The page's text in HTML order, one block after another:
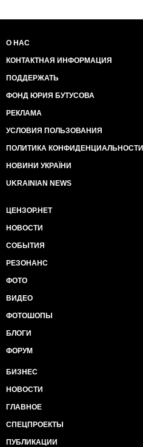
О НАС
КОНТАКТНАЯ ИНФОРМАЦИЯ
ПОДДЕРЖАТЬ
ФОНД ЮРИЯ БУТУСОВА
РЕКЛАМА
УСЛОВИЯ ПОЛЬЗОВАНИЯ
ПОЛИТИКА КОНФИДЕНЦИАЛЬНОСТИ
НОВИНИ УКРАЇНИ
UKRAINIAN NEWS
ЦЕНЗОР.НЕТ
НОВОСТИ
СОБЫТИЯ
РЕЗОНАНС
ФОТО
ВИДЕО
ФОТОШОПЫ
БЛОГИ
ФОРУМ
БИЗНЕС
НОВОСТИ
ГЛАВНОЕ
СПЕЦПРОЕКТЫ
ПУБЛИКАЦИИ